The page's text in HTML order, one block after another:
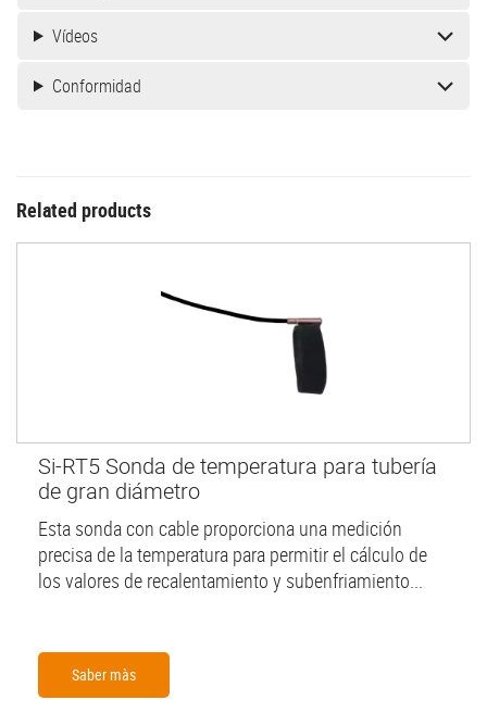
Vídeos
Conformidad
Related products
Si-RT5 Sonda de temperatura para tubería
de gran diámetro
Esta sonda con cable proporciona una medición
precisa de la temperatura para permitir el cálculo de
los valores de recalentamiento y subenfriamiento...
Saber màs